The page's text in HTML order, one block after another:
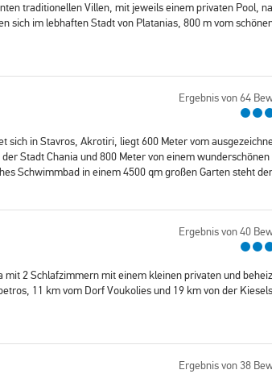
traditionellen Villen, mit jeweils einem privaten Pool,
sich im lebhaften Stadt von Platanias, 800 m vom
Ergebnis von 64
sich in Stavros, Akrotiri, liegt 600 Meter vom
Stadt Chania und 800 Meter von einem
Schwimmbad in einem 4500 qm großen Garten steht
Ergebnis von 40
2 Schlafzimmern mit einem kleinen privaten und
11 km vom Dorf Voukolies und 19 km von der
Ergebnis von 38